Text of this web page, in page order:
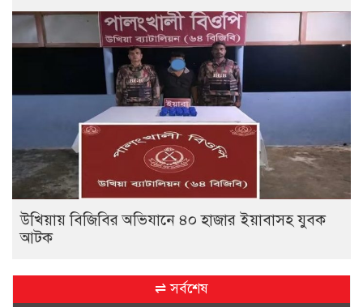
উখিয়ায় বিজিবির অভিযানে ৪০ হাজার ইয়াবাসহ যুবক
আটক
⇌ সর্বশেষ